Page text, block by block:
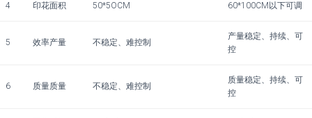
4 印花面积 50*5OCM 60*100CM以下可调
5 效率产量 不稳定、难控制
产量稳定、持续、可
控
6 质量质量 不稳定、难控制
质量稳定、持续、可
控